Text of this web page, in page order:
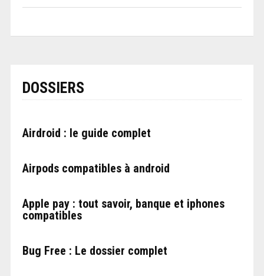
DOSSIERS
Airdroid : le guide complet
Airpods compatibles à android
Apple pay : tout savoir, banque et iphones
compatibles
Bug Free : Le dossier complet